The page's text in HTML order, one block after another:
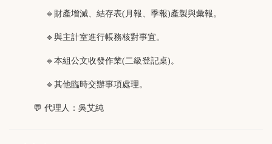
🔹 財產增減、結存表(月報、季報)產製與彙報。
🔹 與主計室進行帳務核對事宜。
🔹本組公文收發作業(二級登記桌)。
🔹 其他臨時交辦事項處理。
💬 代理人：吳艾純